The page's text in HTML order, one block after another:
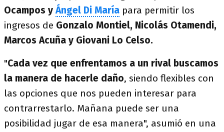
Ocampos yÁngel Di María para permitir los
ingresos de Gonzalo Montiel, Nicolás Otamendi,
Marcos Acuña y Giovani Lo Celso.
"Cada vez que enfrentamos a un rival buscamos
la manera de hacerle daño, siendo flexibles con
las opciones que nos pueden interesar para
contrarrestarlo. Mañana puede ser una
posibilidad jugar de esa manera", asumió en una